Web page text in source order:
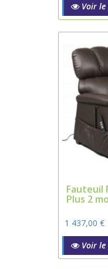
Voir le
Fauteuil
Plus 2
1 437,00 €
Voir le